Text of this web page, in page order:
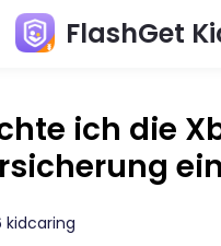
FlashGet
ich die